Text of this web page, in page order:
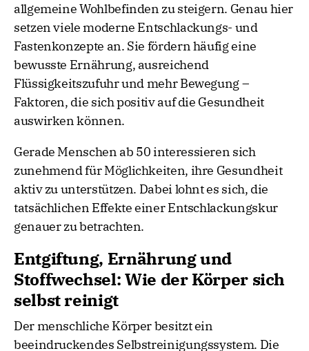
allgemeine Wohlbefinden zu steigern. Genau hier
setzen viele moderne Entschlackungs- und
Fastenkonzepte an. Sie fördern häufig eine
bewusste Ernährung, ausreichend
Flüssigkeitszufuhr und mehr Bewegung –
Faktoren, die sich positiv auf die Gesundheit
auswirken können.
Gerade Menschen ab 50 interessieren sich
zunehmend für Möglichkeiten, ihre Gesundheit
aktiv zu unterstützen. Dabei lohnt es sich, die
tatsächlichen Effekte einer Entschlackungskur
genauer zu betrachten.
Entgiftung, Ernährung und
Stoffwechsel: Wie der Körper sich
selbst reinigt
Der menschliche Körper besitzt ein
beeindruckendes Selbstreinigungssystem. Die